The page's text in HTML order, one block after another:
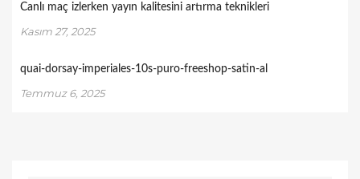
Canlı maç izlerken yayın kalitesini artırma teknikleri
Kasım 27, 2025
quai-dorsay-imperiales-10s-puro-freeshop-satin-al
Temmuz 6, 2025